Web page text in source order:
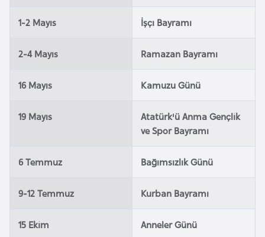
1-2 Mayıs İşçı Bayramı
2-4 Mayıs Ramazan Bayramı
16 Mayıs Kamuzu Günü
19 Mayıs
Atatürk'ü Anma Gençlik
ve Spor Bayramı
6 Temmuz Bağımsızlık Günü
9-12 Temmuz Kurban Bayramı
15 Ekim Anneler Günü
i
a
B
n
o
n